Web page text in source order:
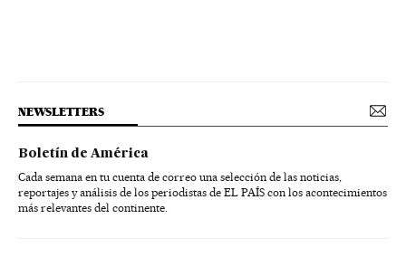
NEWSLETTERS
Boletín de América
Cada semana en tu cuenta de correo una selección de las noticias,
reportajes y análisis de los periodistas de EL PAÍS con los acontecimientos
más relevantes del continente.